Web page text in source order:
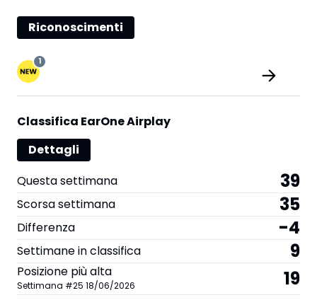
Riconoscimenti
1
Classifica EarOne Airplay
Dettagli
Questa settimana
39
Scorsa settimana 35
Differenza -4
Settimane in classifica 9
Posizione più alta
Settimana #25 18/06/2026 19